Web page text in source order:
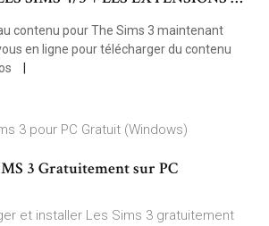
contenu pour The Sims 3 maintenant
en ligne pour télécharger du contenu
3 pour PC Gratuit (Windows)
3 Gratuitement sur PC
et installer Les Sims 3 gratuitement